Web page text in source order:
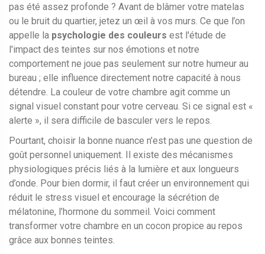
pas été assez profonde ? Avant de blâmer votre matelas
ou le bruit du quartier, jetez un œil à vos murs. Ce que l’on
appelle la psychologie des couleurs est l'étude de
l'impact des teintes sur nos émotions et notre
comportement ne joue pas seulement sur notre humeur au
bureau ; elle influence directement notre capacité à nous
détendre. La couleur de votre chambre agit comme un
signal visuel constant pour votre cerveau. Si ce signal est «
alerte », il sera difficile de basculer vers le repos.
Pourtant, choisir la bonne nuance n’est pas une question de
goût personnel uniquement. Il existe des mécanismes
physiologiques précis liés à la lumière et aux longueurs
d’onde. Pour bien dormir, il faut créer un environnement qui
réduit le stress visuel et encourage la sécrétion de
mélatonine, l’hormone du sommeil. Voici comment
transformer votre chambre en un cocon propice au repos
grâce aux bonnes teintes.